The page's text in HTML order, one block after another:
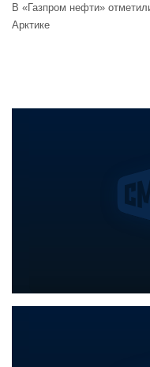
В «Газпром нефти»
Арктике